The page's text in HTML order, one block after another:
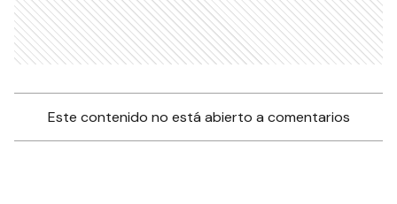
Este contenido no está abierto a comentarios